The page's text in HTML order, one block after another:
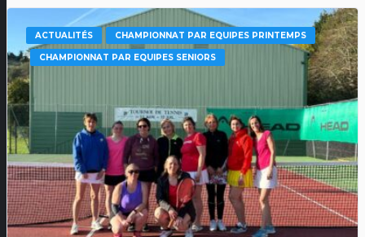
ACTUALITÉS CHAMPIONNAT PAR EQUIPES PRINTEMPS
CHAMPIONNAT PAR EQUIPES SENIORS